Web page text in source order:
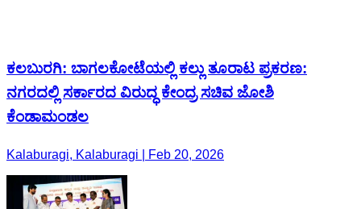
ಕಲಬುರಗಿ: ಬಾಗಲಕೋಟೆಯಲ್ಲಿ ಕಲ್ಲು ತೂರಾಟ ಪ್ರಕರಣ:
ನಗರದಲ್ಲಿ ಸರ್ಕಾರದ ವಿರುದ್ಧ ಕೇಂದ್ರ ಸಚಿವ ಜೋಶಿ
ಕೆಂಡಾಮಂಡಲ
Kalaburagi, Kalaburagi | Feb 20, 2026